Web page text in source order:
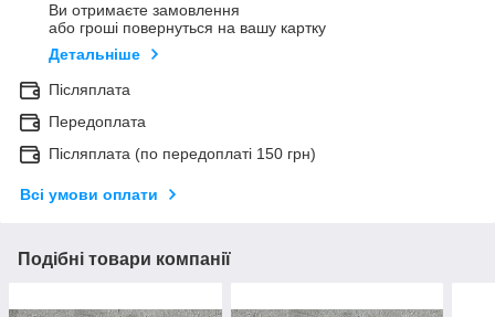
Ви отримаєте замовлення
або гроші повернуться на вашу картку
Детальніше
Післяплата
Передоплата
Післяплата (по передоплаті 150 грн)
Всі умови оплати
Подібні товари компанії